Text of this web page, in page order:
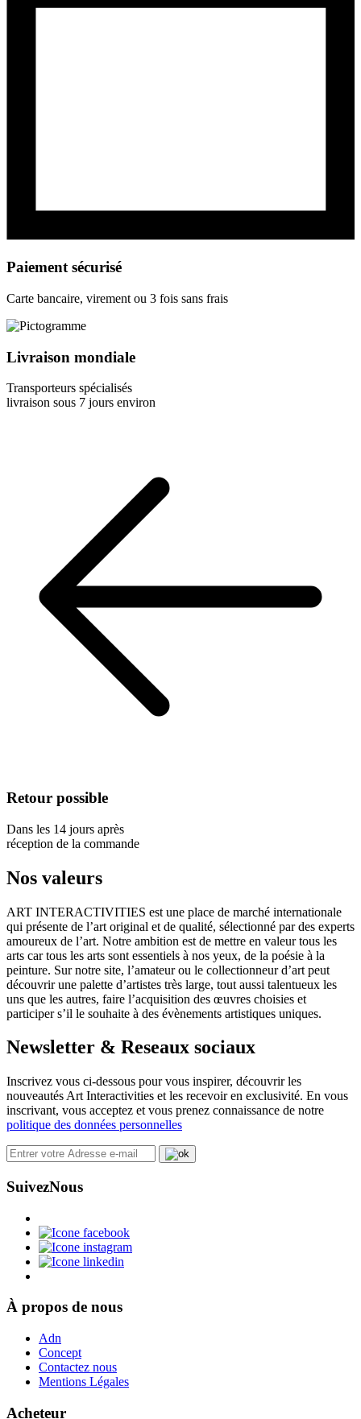
Paiement sécurisé
Carte bancaire, virement ou 3 fois sans frais
Livraison mondiale
Transporteurs spécialisés
livraison sous 7 jours environ
Retour possible
Dans les 14 jours après
réception de la commande
Nos valeurs
ART INTERACTIVITIES est une place de marché internationale
qui présente de l’art original et de qualité, sélectionné par des experts
amoureux de l’art. Notre ambition est de mettre en valeur tous les
arts car tous les arts sont essentiels à nos yeux, de la poésie à la
peinture. Sur notre site, l’amateur ou le collectionneur d’art peut
découvrir une palette d’artistes très large, tout aussi talentueux les
uns que les autres, faire l’acquisition des œuvres choisies et
participer s’il le souhaite à des évènements artistiques uniques.
Newsletter & Reseaux sociaux
Inscrivez vous ci-dessous pour vous inspirer, découvrir les
nouveautés Art Interactivities et les recevoir en exclusivité. En vous
inscrivant, vous acceptez et vous prenez connaissance de notre
politique des données personnelles
SuivezNous
À propos de nous
Adn
Concept
Contactez nous
Mentions Légales
Acheteur